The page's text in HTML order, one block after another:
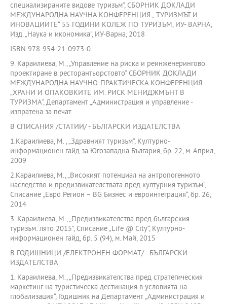
специализираните видове туризъм“, СБОРНИК ДОКЛАДИ
МЕЖДУНАРОДНА НАУЧНА КОНФЕРЕНЦИЯ „ ТУРИЗМЪТ И
ИНОВАЦИИТЕ“ 55 ГОДИНИ КОЛЕЖ ПО ТУРИЗЪМ, ИУ- ВАРНА,
Изд. „Наука и икономика“, ИУ-Варна, 2018
ISBN 978-954-21-0973-0
9. Караилиева, М., „Управление на риска и реинженерингово
проектиране в ресторантьорстовто“ СБОРНИК ДОКЛАДИ
МЕЖДУНАРОДНА НАУЧНО-ПРАКТИЧЕСКА КОНФЕРЕНЦИЯ
„ХРАНИ И ОПАКОВКИТЕ ИМ. РИСК МЕНИДЖМЪНТ В
ТУРИЗМА“, Департамент „Администрация и управление -
изпратена за печат
В СПИСАНИЯ /СТАТИИ/ - БЪЛГАРСКИ ИЗДАТЕЛСТВА
1.Караилиева, М. , „Здравният туризъм“, Културно-
информационен гайд за Югозападна България, бр. 22, м. Април,
2009
2.Караилиева, М., „Високият потенциал на антропогенното
наследство и предизвикателствата пред културния туризъм“,
Списание „Евро Регион – BG Бизнес и евроинтеграция“, бр. 26,
2014
3. Караилиева, М., „Предизвикателства пред българския
туризъм: лято 2015”, Списание „Life @ City“, Културно-
информационен гайд, бр. 5 (94), м. Май, 2015
В ГОДИШНИЦИ /ЕЛЕКТРОНЕН ФОРМАТ/ - БЪЛГАРСКИ
ИЗДАТЕЛСТВА
1. Караилиева, М., „Предизвикателства пред стратегическия
маркетинг на туристическа дестинация в условията на
глобализация“, Годишник на Департамент „Администрация и